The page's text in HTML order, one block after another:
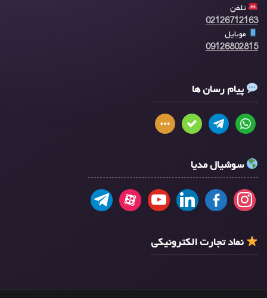
تلفن
02126712163
موبایل
09126802815
پیام رسان ها
سوشیال مدیا
نماد تجارت الکترونیکی